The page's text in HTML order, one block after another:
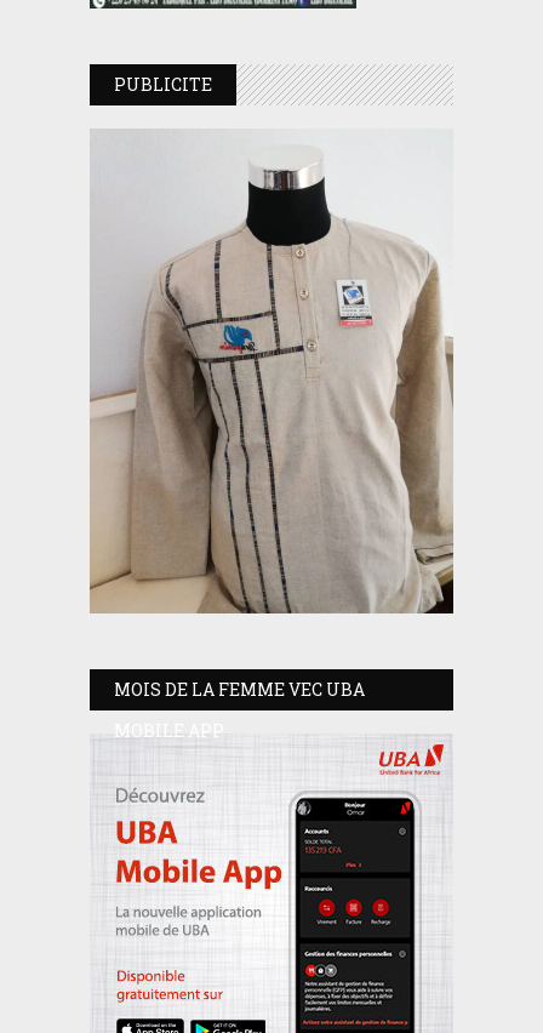
PUBLICITE
MOIS DE LA FEMME VEC UBA
MOBILE APP